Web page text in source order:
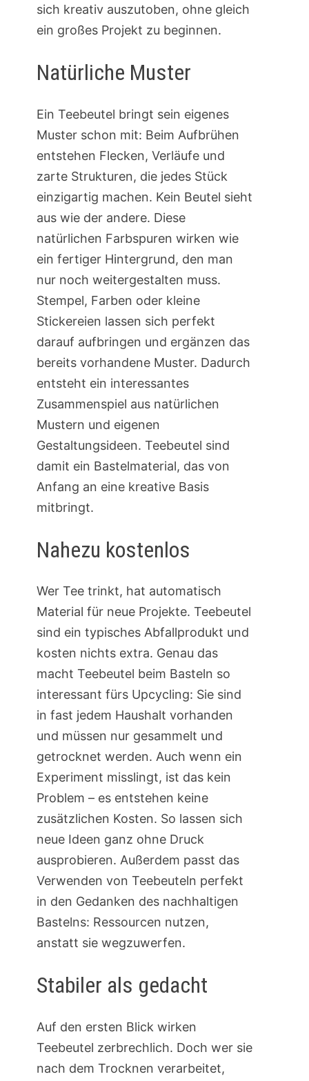
sich kreativ auszutoben, ohne gleich
ein großes Projekt zu beginnen.
Natürliche Muster
Ein Teebeutel bringt sein eigenes
Muster schon mit: Beim Aufbrühen
entstehen Flecken, Verläufe und
zarte Strukturen, die jedes Stück
einzigartig machen. Kein Beutel sieht
aus wie der andere. Diese
natürlichen Farbspuren wirken wie
ein fertiger Hintergrund, den man
nur noch weitergestalten muss.
Stempel, Farben oder kleine
Stickereien lassen sich perfekt
darauf aufbringen und ergänzen das
bereits vorhandene Muster. Dadurch
entsteht ein interessantes
Zusammenspiel aus natürlichen
Mustern und eigenen
Gestaltungsideen. Teebeutel sind
damit ein Bastelmaterial, das von
Anfang an eine kreative Basis
mitbringt.
Nahezu kostenlos
Wer Tee trinkt, hat automatisch
Material für neue Projekte. Teebeutel
sind ein typisches Abfallprodukt und
kosten nichts extra. Genau das
macht Teebeutel beim Basteln so
interessant fürs Upcycling: Sie sind
in fast jedem Haushalt vorhanden
und müssen nur gesammelt und
getrocknet werden. Auch wenn ein
Experiment misslingt, ist das kein
Problem – es entstehen keine
zusätzlichen Kosten. So lassen sich
neue Ideen ganz ohne Druck
ausprobieren. Außerdem passt das
Verwenden von Teebeuteln perfekt
in den Gedanken des nachhaltigen
Bastelns: Ressourcen nutzen,
anstatt sie wegzuwerfen.
Stabiler als gedacht
Auf den ersten Blick wirken
Teebeutel zerbrechlich. Doch wer sie
nach dem Trocknen verarbeitet,